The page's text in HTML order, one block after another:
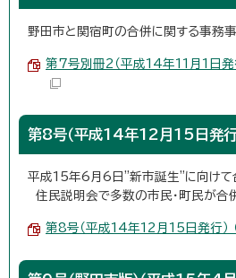
野田市と関宿町の合併に関する事務
第7号別冊2（平成14年11月1日発
第8号（平成14年12月15日発行
平成15年6月6日"新市誕生"に向けて
住民説明会で多数の市民・町民が合
第8号（平成14年12月15日発行